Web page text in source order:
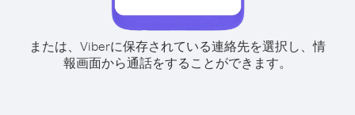
または、Viberに保存されている連絡先を選択し、情
報画面から通話をすることができます。